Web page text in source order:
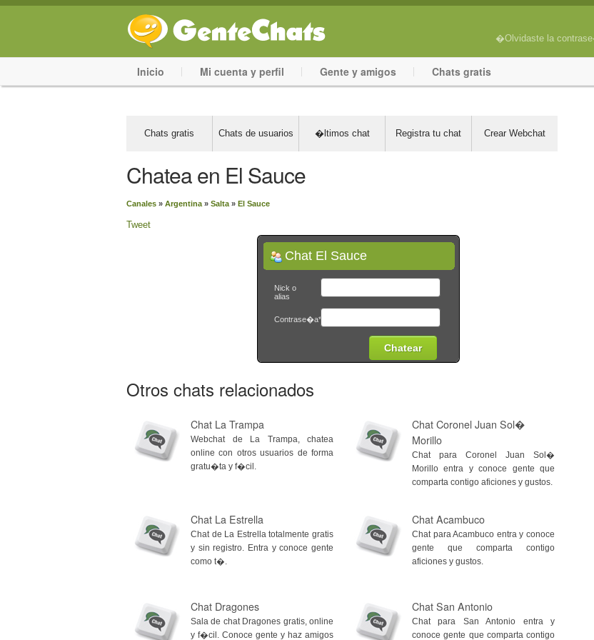
�Olvidaste la
Inicio Mi cuenta y perfil Gente y amigos Chats gratis
Chats gratis Chats de usuarios �ltimos chat Registra tu chat Crear Webchat
Chatea en El Sauce
Canales » Argentina » Salta » El Sauce
Tweet
Chat El Sauce
Nick o
alias
Contrase�a*
Otros chats relacionados
Chat La Trampa
Webchat de La Trampa, chatea
online con otros usuarios de forma
gratu�ta y f�cil.
Chat Coronel Juan Sol�
Morillo
Chat para Coronel Juan Sol�
Morillo entra y conoce gente que
comparta contigo aficiones y gustos.
Chat La Estrella
Chat de La Estrella totalmente gratis
y sin registro. Entra y conoce gente
como t�.
Chat Acambuco
Chat para Acambuco entra y conoce
gente que comparta contigo
aficiones y gustos.
Chat Dragones
Sala de chat Dragones gratis, online
y f�cil. Conoce gente y haz amigos
Chat San Antonio
Chat para San Antonio entra y
conoce gente que comparta contigo